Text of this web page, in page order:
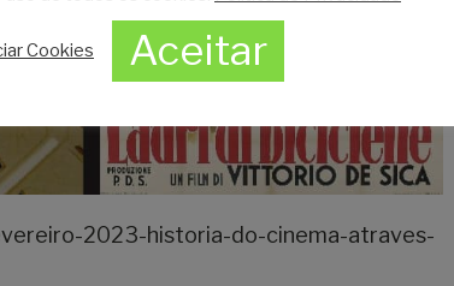
2023-historia-do-cinema-atraves-
Cookies Aceitar